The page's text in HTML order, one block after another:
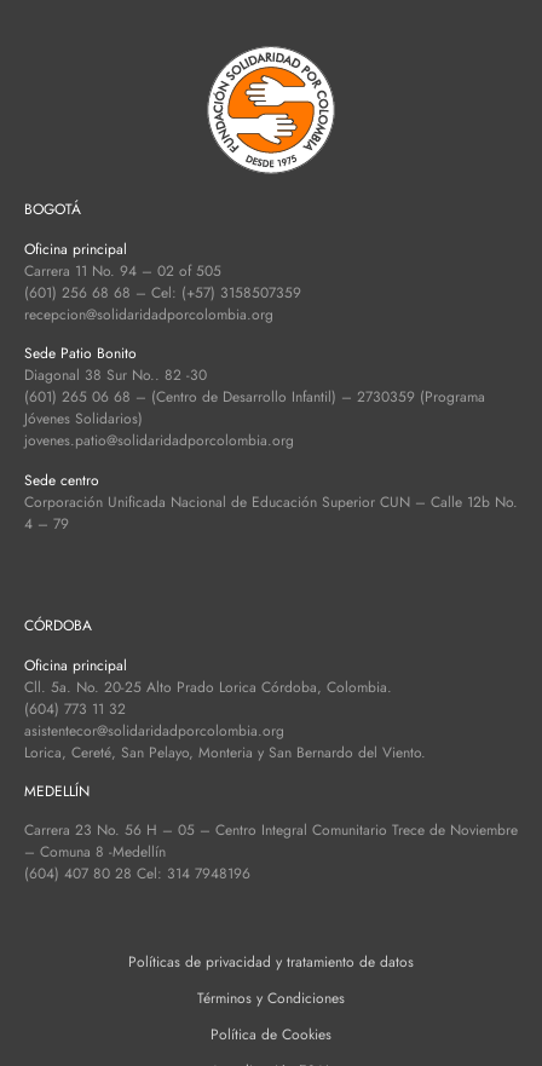
BOGOTÁ
Oficina principal
Carrera 11 No. 94 – 02 of 505
(601) 256 68 68 – Cel: (+57) 3158507359
recepcion@solidaridadporcolombia.org
Sede Patio Bonito
Diagonal 38 Sur No.. 82 -30
(601) 265 06 68 – (Centro de Desarrollo Infantil) – 2730359 (Programa
Jóvenes Solidarios)
jovenes.patio@solidaridadporcolombia.org
Sede centro
Corporación Unificada Nacional de Educación Superior CUN – Calle 12b No.
4 – 79
CÓRDOBA
Oficina principal
Cll. 5a. No. 20-25 Alto Prado Lorica Córdoba, Colombia.
(604) 773 11 32
asistentecor@solidaridadporcolombia.org
Lorica, Cereté, San Pelayo, Monteria y San Bernardo del Viento.
MEDELLÍN
Carrera 23 No. 56 H – 05 – Centro Integral Comunitario Trece de Noviembre
– Comuna 8 -Medellín
(604) 407 80 28 Cel: 314 7948196
Políticas de privacidad y tratamiento de datos
Términos y Condiciones
Política de Cookies